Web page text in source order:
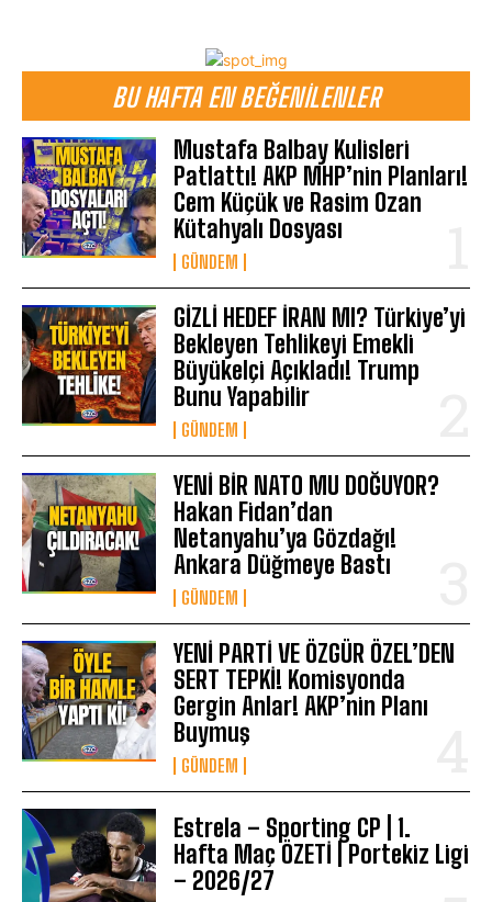
BU HAFTA EN BEĞENILENLER
Mustafa Balbay Kulisleri
Patlattı! AKP MHP’nin Planları!
Cem Küçük ve Rasim Ozan
Kütahyalı Dosyası
GÜNDEM
GİZLİ HEDEF İRAN MI? Türkiye’yi
Bekleyen Tehlikeyi Emekli
Büyükelçi Açıkladı! Trump
Bunu Yapabilir
GÜNDEM
YENİ BİR NATO MU DOĞUYOR?
Hakan Fidan’dan
Netanyahu’ya Gözdağı!
Ankara Düğmeye Bastı
GÜNDEM
YENİ PARTİ VE ÖZGÜR ÖZEL’DEN
SERT TEPKİ! Komisyonda
Gergin Anlar! AKP’nin Planı
Buymuş
GÜNDEM
Estrela – Sporting CP | 1.
Hafta Maç ÖZETİ | Portekiz Ligi
– 2026/27